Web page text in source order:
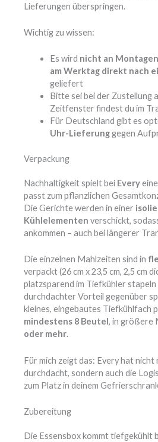
Lieferungen überspringen.
Wichtig zu wissen:
Es wird nicht an
am Werktag direkt nach
geliefert
Bitte sei bei der Zustellung
Zeitfenster findest du im
Für Deutschland gibt es
Uhr-Lieferunggegen
Verpackung
Nachhaltigkeit spielt bei Every
passt zum pflanzlichen
Die Gerichte werden in einer
Kühlelementen verschickt,
ankommen – auch bei längerer
Die einzelnen Mahlzeiten sind in
verpackt (26 cm x 23,5 cm, 2,5 cm
platzsparend im Tiefkühler stapeln
durchdachter Vorteil gegenüber
kleines, eingebautes Tiefkühlfach
mindestens 8 Beutel, in größere
oder mehr.
Für mich zeigt das: Every hat nicht
durchdacht, sondern auch die
zum Platz in deinem
Zubereitung
Die Essensbox kommt tiefgekühlt